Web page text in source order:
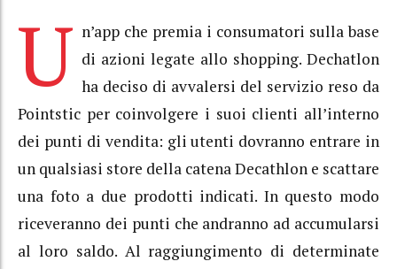
U n’app che premia i consumatori sulla base
di azioni legate allo shopping. Dechatlon
ha deciso di avvalersi del servizio reso da
Pointstic per coinvolgere i suoi clienti all’interno
dei punti di vendita: gli utenti dovranno entrare in
un qualsiasi store della catena Decathlon e scattare
una foto a due prodotti indicati. In questo modo
riceveranno dei punti che andranno ad accumularsi
al loro saldo. Al raggiungimento di determinate